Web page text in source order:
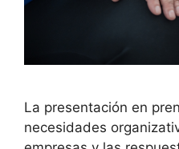
La presentación en
necesidades